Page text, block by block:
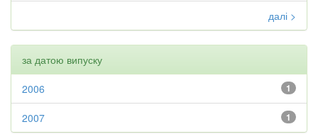
далі >
за датою випуску
1
2006
1
2007